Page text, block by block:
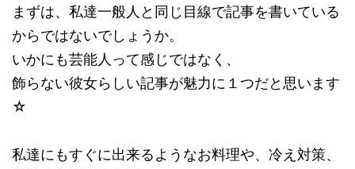
まずは、私達一般人と同じ目線で記事を書いている
からではないでしょうか。
いかにも芸能人って感じではなく、
飾らない彼女らしい記事が魅力に１つだと思います
☆
私達にもすぐに出来るようなお料理や、冷え対策、